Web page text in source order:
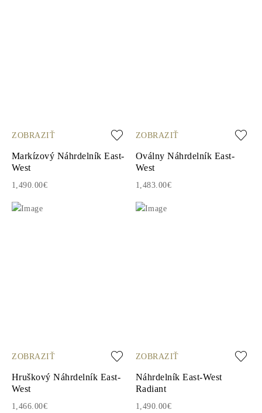
ZOBRAZIŤ
Markízový Náhrdelník East-
West
1,490.00€
ZOBRAZIŤ
Oválny Náhrdelník East-
West
1,483.00€
ZOBRAZIŤ
Hruškový Náhrdelník East-
West
1,466.00€
ZOBRAZIŤ
Náhrdelník East-West
Radiant
1,490.00€